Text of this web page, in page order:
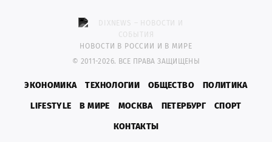
НОВОСТИ В РОССИИ И В МИРЕ
© 2011-2026. ВСЕ ПРАВА ЗАЩИЩЕНЫ
ЭКОНОМИКА ТЕХНОЛОГИИ ОБЩЕСТВО
ПОЛИТИКА
LIFESTYLE
В МИРЕ МОСКВА ПЕТЕРБУРГ
СПОРТ
КОНТАКТЫ